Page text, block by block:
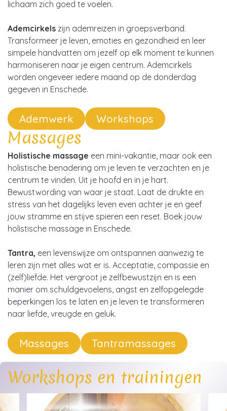
lichaam zich goed te voelen.
Ademcirkels zijn ademreizen in groepsverband.
Transformeer je leven, emoties en gezondheid en leer
simpele handvatten om jezelf op elk moment te kunnen
harmoniseren naar je eigen centrum. Ademcirkels
worden ongeveer iedere maand op de donderdag
gegeven in Enschede.
Ademwerk Workshops
Massages
Holistische massage een mini-vakantie, maar ook een
holistische benadering om je leven te verzachten en je
centrum te vinden. Uit je hoofd en in je hart.
Bewustwording van waar je staat. Laat de drukte en
stress van het dagelijks leven even achter je en geef
jouw stramme en stijve spieren een reset. Boek jouw
holistische massage in Enschede.
Tantra, een levenswijze om ontspannen aanwezig te
leren zijn met alles wat er is. Acceptatie, compassie en
(zelf)liefde. Het vergroot je zelfbewustzijn en is een
manier om schuldgevoelens, angst en zelfopgelegde
beperkingen los te laten en je leven te transformeren
naar liefde, vreugde en geluk.
Massages Tantramassages
Workshops en trainingen